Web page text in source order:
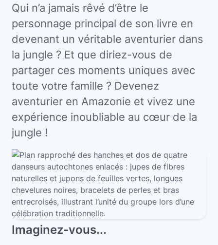
Qui n’a jamais rêvé d’être le
personnage principal de son livre en
devenant un véritable aventurier dans
la jungle ? Et que diriez-vous de
partager ces moments uniques avec
toute votre famille ? Devenez
aventurier en Amazonie et vivez une
expérience inoubliable au cœur de la
jungle !
Imaginez-vous...